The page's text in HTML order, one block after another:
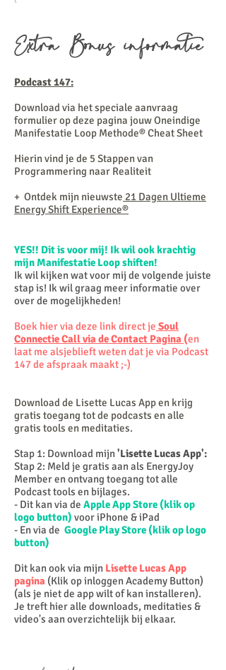
Extra Bonus informatie
Podcast 147:
Download via het speciale aanvraag
formulier op deze pagina jouw Oneindige
Manifestatie Loop Methode® Cheat Sheet
Hierin vind je de 5 Stappen van
Programmering naar Realiteit
+ Ontdek mijn nieuwste 21 Dagen Ultieme
Energy Shift Experience®
YES!! Dit is voor mij! Ik wil ook krachtig
mijn Manifestatie Loop shiften!
Ik wil kijken wat voor mij de volgende juiste
stap is! Ik wil graag meer informatie over
over de mogelijkheden!
Boek hier via deze link direct je Soul
Connectie Call via de Contact Pagina (en
laat me alsjeblieft weten dat je via Podcast
147 de afspraak maakt ;-)
Download de Lisette Lucas App en krijg
gratis toegang tot de podcasts en alle
gratis tools en meditaties.
Stap 1: Download mijn'Lisette Lucas App':
Stap 2: Meld je gratis aan als EnergyJoy
Member en ontvang toegang tot alle
Podcast tools en bijlages.
- Dit kan via de Apple App Store (klik op
logo button) voor iPhone & iPad
- En via de Google Play Store (klik op logo
button)
Dit kan ook via mijn Lisette Lucas App
pagina (Klik op inloggen Academy Button)
(als je niet de app wilt of kan installeren).
Je treft hier alle downloads, meditaties &
video's aan overzichtelijk bij elkaar.